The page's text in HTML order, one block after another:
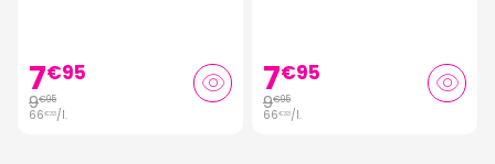
7€95
9€95
66€33/l.
7€95
9€95
66€33/l.